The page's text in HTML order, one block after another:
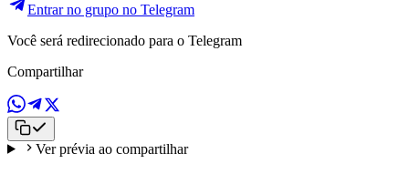
Entrar no grupo no Telegram
Você será redirecionado para o Telegram
Compartilhar
Ver prévia ao compartilhar